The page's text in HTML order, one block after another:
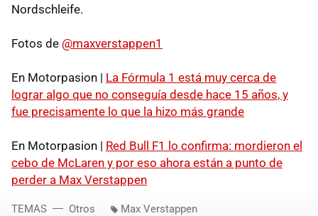
Nordschleife.
Fotos de @maxverstappen1
En Motorpasion | La Fórmula 1 está muy cerca de
lograr algo que no conseguía desde hace 15 años, y
fue precisamente lo que la hizo más grande
En Motorpasion | Red Bull F1 lo confirma: mordieron el
cebo de McLaren y por eso ahora están a punto de
perder a Max Verstappen
TEMAS Otros Max Verstappen